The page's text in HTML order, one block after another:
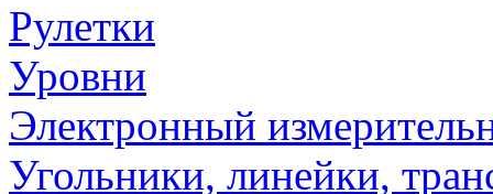
Рулетки
Уровни
Электронный
Угольники, линейки,